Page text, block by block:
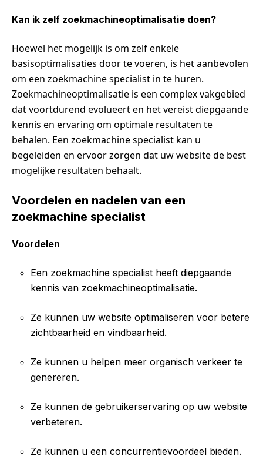
Kan ik zelf zoekmachineoptimalisatie doen?
Hoewel het mogelijk is om zelf enkele
basisoptimalisaties door te voeren, is het aanbevolen
om een zoekmachine specialist in te huren.
Zoekmachineoptimalisatie is een complex vakgebied
dat voortdurend evolueert en het vereist diepgaande
kennis en ervaring om optimale resultaten te
behalen. Een zoekmachine specialist kan u
begeleiden en ervoor zorgen dat uw website de best
mogelijke resultaten behaalt.
Voordelen en nadelen van een
zoekmachine specialist
Voordelen
Een zoekmachine specialist heeft diepgaande
kennis van zoekmachineoptimalisatie.
Ze kunnen uw website optimaliseren voor betere
zichtbaarheid en vindbaarheid.
Ze kunnen u helpen meer organisch verkeer te
genereren.
Ze kunnen de gebruikerservaring op uw website
verbeteren.
Ze kunnen u een concurrentievoordeel bieden.